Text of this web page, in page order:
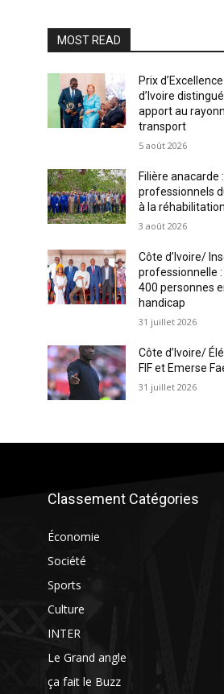
MOST READ
Prix
d’Ivoire
apport au
transport
5 août 2026
Filière anacarde
professionnels
à la
3 août 2026
Côte d’Ivoire/
professionnelle :
400 personnes
handicap
31 juillet 2026
Côte d’Ivoire/
FIF et Emerse
31 juillet 2026
Classement Catégories
Économie
Société
Sports
Culture
INTER
Le Grand angle
ça fait le Buzz